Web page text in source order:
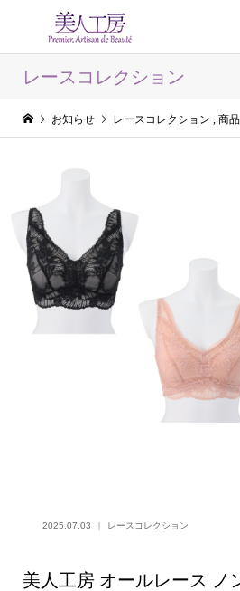
レースコレクション
お知らせ レースコレクション , 商品
2025.07.03 レースコレクション
美人工房 オールレース ノ